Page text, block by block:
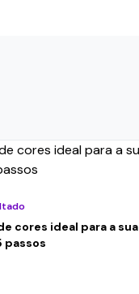
cores ideal para a sua
passos